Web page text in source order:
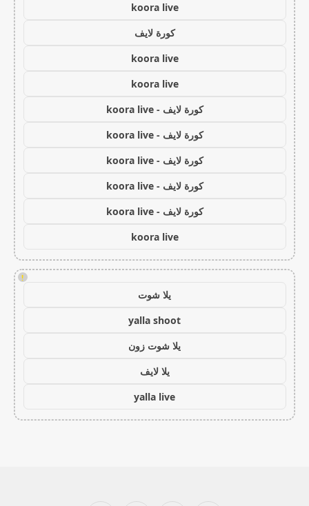
koora live
كورة لايف
koora live
koora live
كورة لايف - koora live
كورة لايف - koora live
كورة لايف - koora live
كورة لايف - koora live
كورة لايف - koora live
koora live
!
يلا شوت
yalla shoot
يلا شوت زون
يلا لايف
yalla live